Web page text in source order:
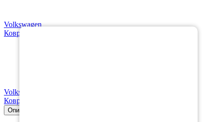
Volkswagen
Коврики в салон Volkswagen Caravelle T6 long 2015-н.в.
Volkswagen
Коврик в багажник Volkswagen Caravelle T6 long 2015-н.в.
Описание